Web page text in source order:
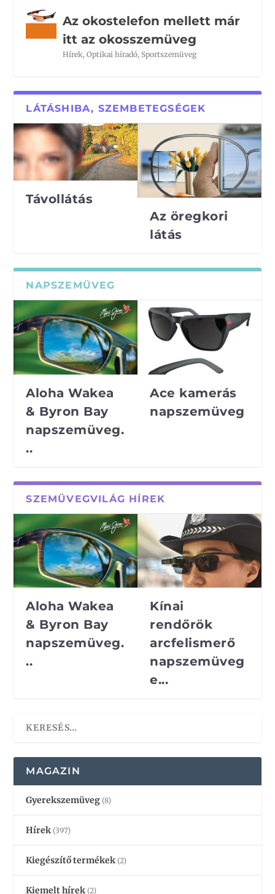
Az okostelefon mellett már
itt az okosszemüveg
Hírek,Optikai híradó, Sportszemüveg
LÁTÁSHIBA, SZEMBETEGSÉGEK
Távollátás
Az öregkori
látás
NAPSZEMÜVEG
Aloha Wakea
& Byron Bay
napszemüveg.
..
Ace kamerás
napszemüveg
SZEMÜVEGVILÁG HÍREK
Aloha Wakea
& Byron Bay
napszemüveg.
..
Kínai
rendőrök
arcfelismerő
napszemüveg
e...
MAGAZIN
Gyerekszemüveg (8)
Hírek (397)
Kiegészítő termékek (2)
Kiemelt hírek (2)